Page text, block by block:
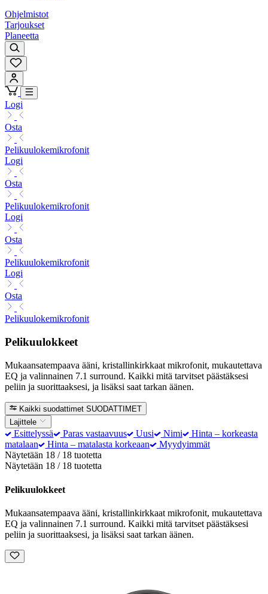
Ohjelmistot
Tarjoukset
Planeetta
Logi
Osta
Pelikuulokemikrofonit
Logi
Osta
Pelikuulokemikrofonit
Logi
Osta
Pelikuulokemikrofonit
Logi
Osta
Pelikuulokemikrofonit
Pelikuulokkeet
Mukaansatempaava ääni, kristallinkirkkaat mikrofonit, mukautettava
EQ ja valinnainen 7.1 surround. Kaikki mitä tarvitset päästäksesi
peliin ja suorittaaksesi, ja lisäksi saat tarkan äänen.
Kaikki suodattimet SUODATTIMET
Lajittele
Esittelyssä Paras vastaavuus Uusi Nimi
Hinta – korkeasta
matalaan
Hinta – matalasta korkeaan
Myydyimmät
Näytetään 18 / 18 tuotetta
Näytetään 18 / 18 tuotetta
Pelikuulokkeet
Mukaansatempaava ääni, kristallinkirkkaat mikrofonit, mukautettava
EQ ja valinnainen 7.1 surround. Kaikki mitä tarvitset päästäksesi
peliin ja suorittaaksesi, ja lisäksi saat tarkan äänen.